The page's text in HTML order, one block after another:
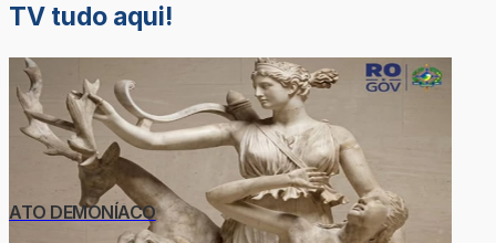
TV tudo aqui!
ATO DEMONÍACO